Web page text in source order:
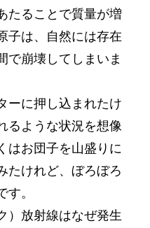
たることで質量が増
子は、自然には存在
で崩壊してしまいま
ーに押し込まれたけ
るような状況を想像
はお団子を山盛りに
たけれど、ぼろぼろ
。
）放射線はなぜ発生